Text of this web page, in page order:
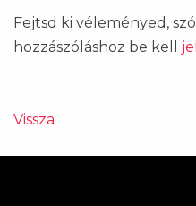
Fejtsd ki véleményed,
hozzászóláshoz be kell
Vissza